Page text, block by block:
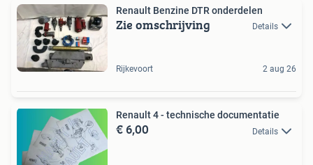
Renault Benzine DTR onderdelen
Zie omschrijving Details
Rijkevoort 2 aug 26
Renault 4 - technische documentatie
€ 6,00 Details